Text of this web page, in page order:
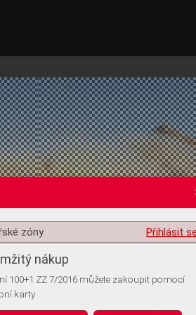
volitelných informací
Přihlásit
zóny
nákup
100+1 ZZ 7/2016 můžete zakoupit pomocí
karty